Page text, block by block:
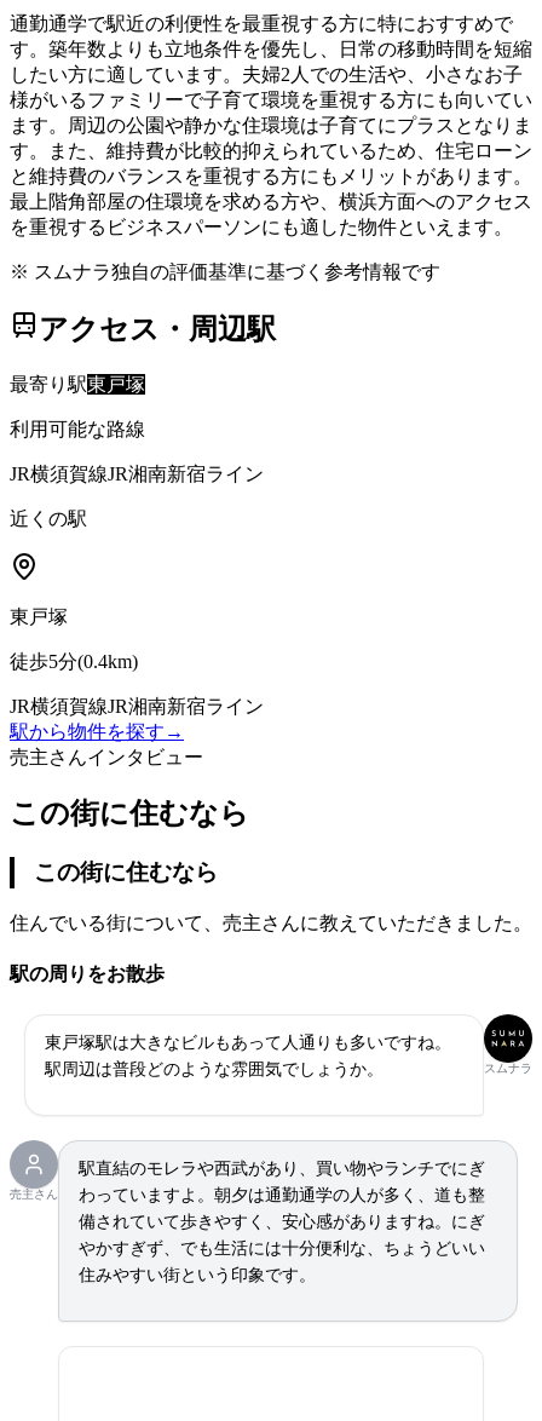
通勤通学で駅近の利便性を最重視する方に特におすすめで
す。築年数よりも立地条件を優先し、日常の移動時間を短縮
したい方に適しています。夫婦2人での生活や、小さなお子
様がいるファミリーで子育て環境を重視する方にも向いてい
ます。周辺の公園や静かな住環境は子育てにプラスとなりま
す。また、維持費が比較的抑えられているため、住宅ローン
と維持費のバランスを重視する方にもメリットがあります。
最上階角部屋の住環境を求める方や、横浜方面へのアクセス
を重視するビジネスパーソンにも適した物件といえます。
※ スムナラ独自の評価基準に基づく参考情報です
アクセス・周辺駅
最寄り駅東戸塚
利用可能な路線
JR横須賀線JR湘南新宿ライン
近くの駅
東戸塚
徒歩5分(0.4km)
JR横須賀線JR湘南新宿ライン
駅から物件を探す →
売主さんインタビュー
この街に住むなら
この街に住むなら
住んでいる街について、売主さんに教えていただきました。
駅の周りをお散歩
スムナラ
東戸塚駅は大きなビルもあって人通りも多いですね。
駅周辺は普段どのような雰囲気でしょうか。
売主さん
駅直結のモレラや西武があり、買い物やランチでにぎ
わっていますよ。朝夕は通勤通学の人が多く、道も整
備されていて歩きやすく、安心感がありますね。にぎ
やかすぎず、でも生活には十分便利な、ちょうどいい
住みやすい街という印象です。